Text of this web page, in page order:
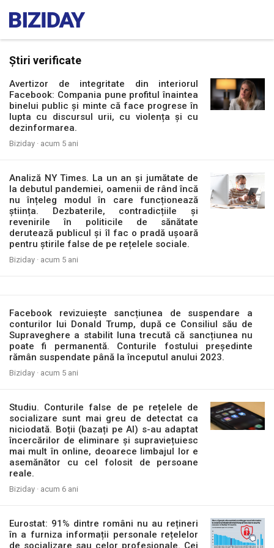
Știri verificate
Avertizor de integritate din interiorul
Facebook: Compania pune profitul înaintea
binelui public și minte că face progrese în
lupta cu discursul urii, cu violența și cu
dezinformarea.
Biziday · acum 5 ani
Analiză NY Times. La un an și jumătate de
la debutul pandemiei, oamenii de rând încă
nu înțeleg modul în care funcționează
știința. Dezbaterile, contradicțiile și
revenirile în politicile de sănătate
derutează publicul și îl fac o pradă ușoară
pentru știrile false de pe rețelele sociale.
Biziday · acum 5 ani
Facebook revizuiește sancțiunea de suspendare a
conturilor lui Donald Trump, după ce Consiliul său de
Supraveghere a stabilit luna trecută că sancțiunea nu
poate fi permanentă. Conturile fostului președinte
rămân suspendate până la începutul anului 2023.
Biziday · acum 5 ani
Studiu. Conturile false de pe rețelele de
socializare sunt mai greu de detectat ca
niciodată. Boții (bazați pe AI) s-au adaptat
încercărilor de eliminare și supraviețuiesc
mai mult în online, deoarece limbajul lor e
asemănător cu cel folosit de persoane
reale.
Biziday · acum 6 ani
Eurostat: 91% dintre români nu au rețineri
în a furniza informații personale rețelelor
de socializare sau celor profesionale. Cei